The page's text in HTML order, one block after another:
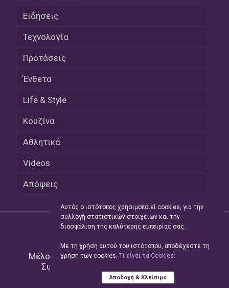
Ειδήσεις
Τεχνολογία
Προτάσεις
Ένθετα
Life & Style
Κουζίνα
Αθλητικά
Videos
Απόψεις
Μέλος του Δικτύου τηςHellas Press Media
Συντήρηση και Ανάπτυξη
Αυτός ο ιστότοπος χρησιμοποιεί cookies, για την
συλλογή στατιστικών στοιχείων και την
διασφάλιση της καλύτερης εμπειρίας σας.
Με τη χρήση αυτού του ιστότοπου, αποδέχεστε τη
χρήση των cookies. Tι είναι τα Cookies;
Αποδοχή & Κλείσιμο